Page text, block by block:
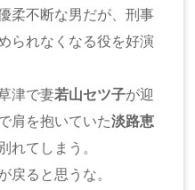
柔不断な男だが、刑事
られなくなる役を好演
津で妻若山セツ子が迎
肩を抱いていた淡路恵
れてしまう。
戻ると思うな。